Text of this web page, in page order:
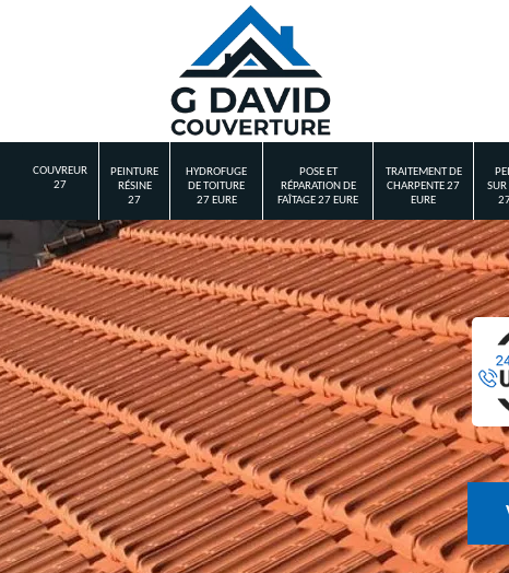
COUVREUR
27
PEINTURE
RÉSINE
27
HYDROFUGE
DE TOITURE
27 EURE
POSE ET
RÉPARATION DE
FAÎTAGE 27 EURE
TRAITEMENT DE
CHARPENTE 27
EURE
SUR